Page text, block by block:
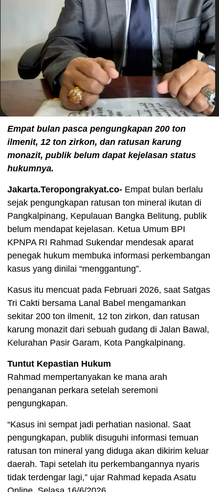
Empat bulan pasca pengungkapan 200 ton
ilmenit, 12 ton zirkon, dan ratusan karung
monazit, publik belum dapat kejelasan status
hukumnya.
Jakarta.Teropongrakyat.co- Empat bulan berlalu
sejak pengungkapan ratusan ton mineral ikutan di
Pangkalpinang, Kepulauan Bangka Belitung, publik
belum mendapat kejelasan. Ketua Umum BPI
KPNPA RI Rahmad Sukendar mendesak aparat
penegak hukum membuka informasi perkembangan
kasus yang dinilai “menggantung”.
Kasus itu mencuat pada Februari 2026, saat Satgas
Tri Cakti bersama Lanal Babel mengamankan
sekitar 200 ton ilmenit, 12 ton zirkon, dan ratusan
karung monazit dari sebuah gudang di Jalan Bawal,
Kelurahan Pasir Garam, Kota Pangkalpinang.
Tuntut Kepastian Hukum
Rahmad mempertanyakan ke mana arah
penanganan perkara setelah seremoni
pengungkapan.
“Kasus ini sempat jadi perhatian nasional. Saat
pengungkapan, publik disuguhi informasi temuan
ratusan ton mineral yang diduga akan dikirim keluar
daerah. Tapi setelah itu perkembangannya nyaris
tidak terdengar lagi,” ujar Rahmad kepada Asatu